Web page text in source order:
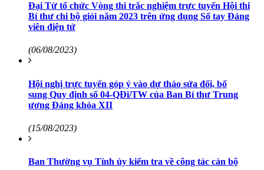
Đại Từ tổ chức Vòng thi trắc nghiệm trực tuyến Hội thi
Bí thư chi bộ giỏi năm 2023 trên ứng dụng Sổ tay Đảng
viên điện tử
(06/08/2023)
Hội nghị trực tuyến góp ý vào dự thảo sửa đổi, bổ
sung Quy định số 04-QĐi/TW của Ban Bí thư Trung
ương Đảng khóa XII
(15/08/2023)
Ban Thường vụ Tỉnh ủy kiểm tra về công tác cán bộ